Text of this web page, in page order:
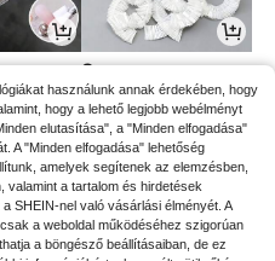
2
használunk annak érdekében, hogy
hogy a lehető legjobb webélményt
elutasítása", a "Minden elfogadása"
A "Minden elfogadása" lehetőség
amelyek segítenek az elemzésben,
valamint a tartalom és hirdetések
SHEIN-nel való vásárlási élményét. A
a weboldal működéséhez szigorúan
a böngésző beállításaiban, de ez